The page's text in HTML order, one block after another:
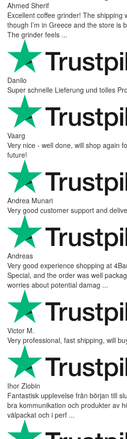
Ahmed Sherif
Excellent coffee grinder! The shipping
though I’m in Greece and the store is
The grinder feels ...
Danilo
Super schnelle Lieferung und tolles
Vaarg
Very nice - well done, will shop again
future!
Andrea Munari
Very good customer support and
Andreas
Very good experience shopping at
Special, and the order was well
worries about potential damag ...
Victor M.
Very professional, fast shipping, will
Ihor Zlobin
Fantastisk upplevelse från början till
bra kommunikation och produkter av
välpackat och i perf ...